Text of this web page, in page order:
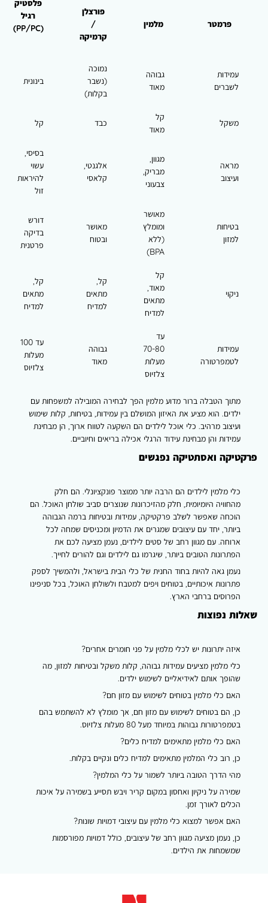
פרמטר מלמין
פורצלן
קרמיקה
פלסטיק
רגיל
עמידות
לשברים
גבוהה
מאוד
נמוכה
(נשבר
בקלות)
בינונית
משקל
קל
מאוד
כבד קל
מראה
ועיצוב
מגוון,
מבריק,
צבעוני
אלגנטי,
קלאסי
בסיסי,
עשוי
להיראות
זול
בטיחות
למזון
מאושר
ומומלץ
(ללא
BPA)
מאושר
ובטוח
דורש
בדיקה
פרטנית
ניקוי
קל
מאוד,
מתאים
למדיח
קל,
מתאים
למדיח
קל,
מתאים
למדיח
עמידות
לטמפרטורה
עד
70-80
מעלות
צלזיוס
גבוהה
מאוד
עד 100
מעלות
צלזיוס
מתוך הטבלה ברור מדוע מלמין הפך לבחירה המובילה למשפחות עם
ילדים. הוא מציע את האיזון המושלם בין עמידות, בטיחות, קלות שימוש
ועיצוב מרהיב. כלי אוכל לילדים הם השקעה לטווח ארוך, הן מבחינת
עמידות והן מבחינת עידוד הרגלי אכילה בריאים וחיוביים.
פרקטיקה ואסתטיקה נפגשים
כלי מלמין לילדים הם הרבה יותר ממוצר פונקציונלי. הם חלק
מהחוויה היומיומית, חלק מהזיכרונות שנוצרים סביב שולחן האוכל. הם
הוכחה שאפשר לשלב פרקטיקה, עמידות ובטיחות ברמה הגבוהה
ביותר, יחד עם עיצובים שמגרים את הדמיון ומכניסים שמחה לכל
ארוחה. עם מגוון רחב של סטים לילדים, נעמן מציעה לכם את
הפתרונות הטובים ביותר, שיגרמו גם לילדים וגם להורים לחייך.
נעמן גאה להיות בחוד החנית של כלי הבית בישראל, ולהמשיך לספק
פתרונות איכותיים, בטוחים ויפים למטבח ולשולחן האוכל, בכל סניפינו
הפרוסים ברחבי הארץ.
שאלות נפוצות
איזה יתרונות יש לכלי מלמין על פני חומרים אחרים?
כלי מלמין מציעים עמידות גבוהה, קלות משקל ובטיחות למזון, מה
שהופך אותם לאידיאליים לשימוש ילדים.
האם כלי מלמין בטוחים לשימוש עם מזון חם?
כן, הם בטוחים לשימוש עם מזון חם, אך מומלץ לא להשתמש בהם
בטמפרטורות גבוהות במיוחד מעל 80 מעלות צלזיוס.
האם כלי מלמין מתאימים למדיח כלים?
כן, רוב כלי המלמין מתאימים למדיח כלים ונקיים בקלות.
מהי הדרך הטובה ביותר לשמור על כלי המלמין?
שמירה על ניקיון ואחסון במקום קריר ויבש תסייע בשמירה על איכות
הכלים לאורך זמן.
האם אפשר למצוא כלי מלמין עם עיצובי דמויות שונות?
כן, נעמן מציעה מגוון רחב של עיצובים, כולל דמויות מפורסמות
שמשמחות את הילדים.